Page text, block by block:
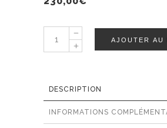
quantity
AJOUTER AU
DESCRIPTION
INFORMATIONS